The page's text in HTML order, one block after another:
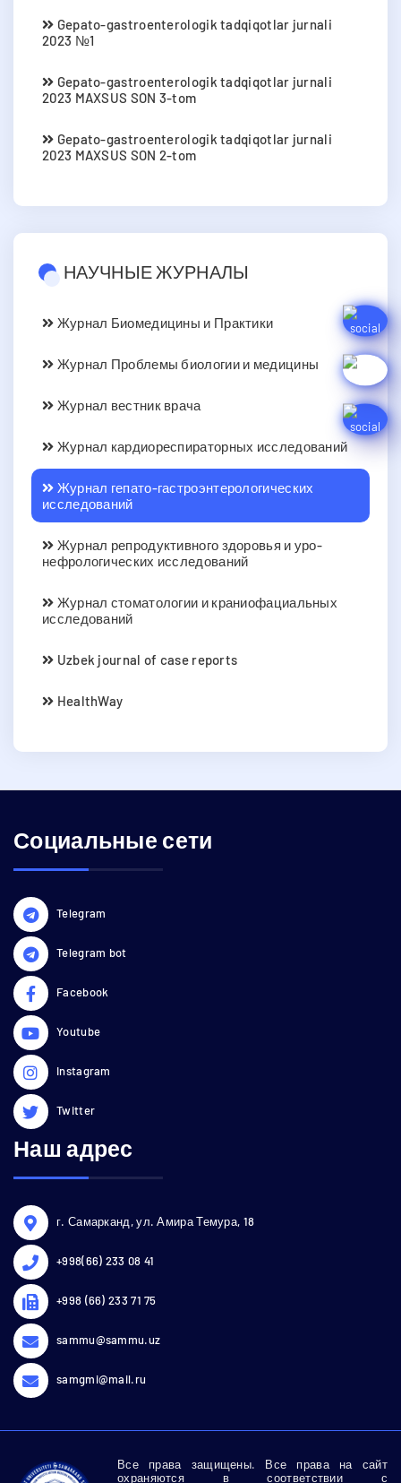
Gepato-gastroenterologik tadqiqotlar jurnali
2023 №1
Gepato-gastroenterologik tadqiqotlar jurnali
2023 MAXSUS SON 3-tom
Gepato-gastroenterologik tadqiqotlar jurnali
2023 MAXSUS SON 2-tom
НАУЧНЫЕ ЖУРНАЛЫ
Журнал Биомедицины и Практики
Журнал Проблемы биологии и медицины
Журнал вестник врача
Журнал кардиореспираторных исследований
Журнал гепато-гастроэнтерологических
исследований
Журнал репродуктивного здоровья и уро-
нефрологических исследований
Журнал стоматологии и краниофациальных
исследований
Uzbek journal of case reports
HealthWay
Социальные сети
Telegram
Telegram bot
Facebook
Youtube
Instagram
Twitter
Наш адрес
г. Самарканд, ул. Амира Темура, 18
+998(66) 233 08 41
+998 (66) 233 71 75
sammu@sammu.uz
samgmi@mail.ru
Все права защищены. Все права на сайт
охраняются в соответствии с